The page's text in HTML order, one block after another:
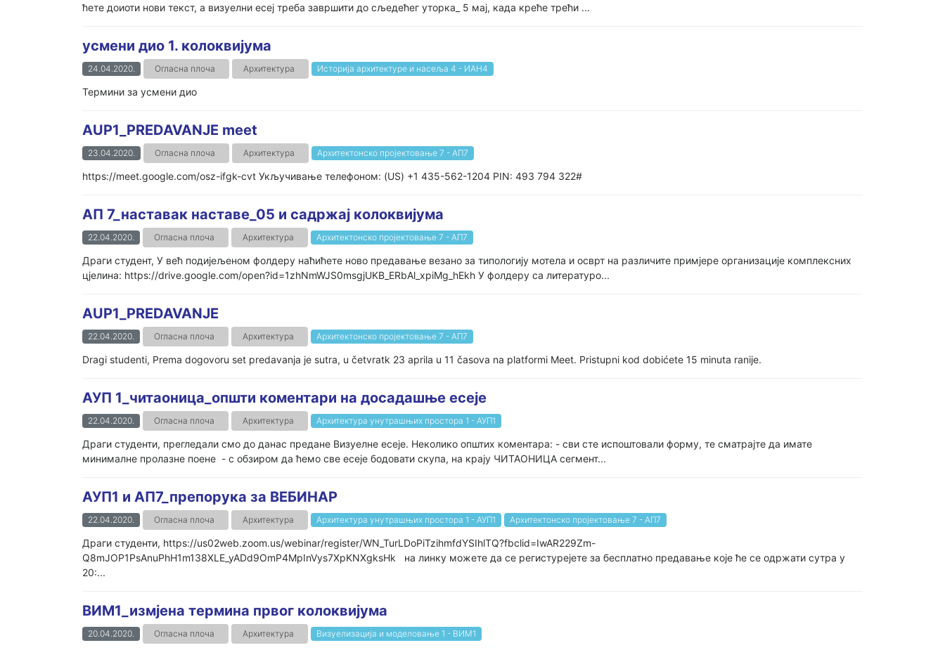
ћете доиоти нови текст, а визуелни есеј треба завршити до сљедећег уторка_ 5 мај, када креће трећи ...
усмени дио 1. колоквијума
24.04.2020. Огласна плоча Архитектура Историја архитектуре и насеља 4 - ИАН4
Термини за усмени дио
AUP1_PREDAVANJE meet
23.04.2020. Огласна плоча Архитектура Архитектонско пројектовање 7 - АП7
https://meet.google.com/osz-ifgk-cvt Укључивање телефоном: (US) +1 435-562-1204 PIN: 493 794 322#
АП 7_наставак наставе_05 и садржај колоквијума
22.04.2020. Огласна плоча Архитектура Архитектонско пројектовање 7 - АП7
Драги студент, У већ подијељеном фолдеру наћићете ново предавање везано за типологију мотела и осврт на различите примјере организације комплексних
цјелина: https://drive.google.com/open?id=1zhNmWJS0msgjUKB_ERbAl_xpiMg_hEkh У фолдеру са литературо...
AUP1_PREDAVANJE
22.04.2020. Огласна плоча Архитектура Архитектонско пројектовање 7 - АП7
Dragi studenti, Prema dogovoru set predavanja je sutra, u četvratk 23 aprila u 11 časova na platformi Meet. Pristupni kod dobićete 15 minuta ranije.
АУП 1_читаоница_општи коментари на досадашње есеје
22.04.2020. Огласна плоча Архитектура Архитектура унутрашњих простора 1 - АУП1
Драги студенти, прегледали смо до данас предане Визуелне есеје. Неколико општих коментара: - сви сте испоштовали форму, те сматрајте да имате
минималне пролазне поене - с обзиром да ћемо све есеје бодовати скупа, на крају ЧИТАОНИЦА сегмент...
АУП1 и АП7_препорука за ВЕБИНАР
22.04.2020. Огласна плоча Архитектура Архитектура унутрашњих простора 1 - АУП1 Архитектонско пројектовање 7 - АП7
Драги студенти, https://us02web.zoom.us/webinar/register/WN_TurLDoPiTzihmfdYSIhlTQ?fbclid=IwAR229Zm-
Q8mJOP1PsAnuPhH1m138XLE_yADd9OmP4MpInVys7XpKNXgksHk на линку можете да се регистурејете за бесплатно предавање које ће се одржати сутра у
20:...
ВИМ1_измјена термина првог колоквијума
20.04.2020. Огласна плоча Архитектура Визуелизација и моделовање 1 - ВИМ1